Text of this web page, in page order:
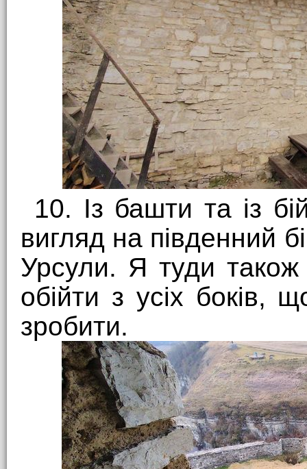
10. Із башти та із
вигляд на південний
Урсули. Я туди
обійти з усіх боків,
зробити.